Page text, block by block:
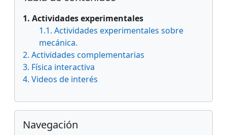
1. Actividades experimentales
1.1. Actividades experimentales sobre
mecánica.
2. Actividades complementarias
3. Física interactiva
4. Videos de interés
Salta Navegación
Navegación